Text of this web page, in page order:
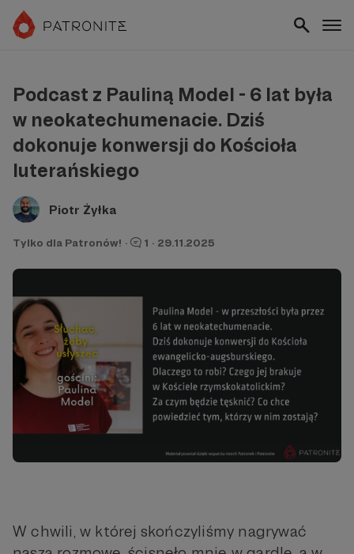
Podcast z Pauliną Model - 6 lat była
w neokatechumenacie. Dziś
dokonuje konwersji do Kościoła
luterańskiego
Piotr Żyłka
Tylko dla Patronów! · 1 · 29.11.2025
W chwili, w której skończyliśmy nagrywać